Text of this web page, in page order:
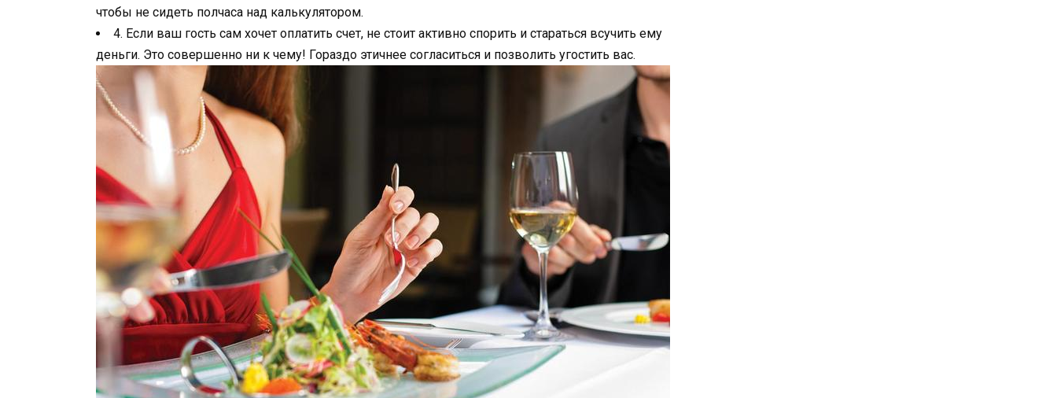
чтобы не сидеть полчаса над калькулятором.
4. Если ваш гость сам хочет оплатить счет, не стоит активно спорить и стараться всучить ему
деньги. Это совершенно ни к чему! Гораздо этичнее согласиться и позволить угостить вас.